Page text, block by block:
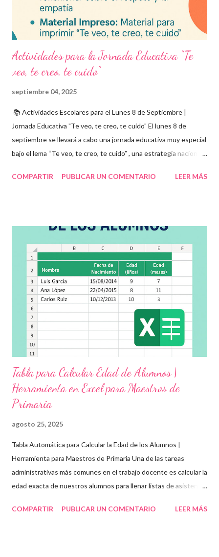
Actividades para la Jornada Educativa "Te
veo, te creo, te cuido"
septiembre 04, 2025
📚 Actividades Escolares para el Lunes 8 de Septiembre |
Jornada Educativa "Te veo, te creo, te cuido" El lunes 8 de
septiembre se llevará a cabo una jornada educativa muy especial
bajo el lema “Te veo, te creo, te cuido” , una estrategia nacional
infantil , y promover la convivencia escolar armónica . Desde el
actividades educativas que podrás aplicar fácilmente en tu
grupo, desde preescolar hasta sexto grado de primaria. 🧠
Objetivos clave de la jornada Promover entornos seguros y
afectivos dentro de la comunidad escolar Sensibilizar sobre el
maltrato, acoso escolar y abuso infantil Desarrollar habilidades
como la empatía, la comunicación y el autocuidado Aplicar ...
COMPARTIR PUBLICAR UN COMENTARIO LEER MÁS
Tabla para Calcular Edad de Alumnos |
Herramienta en Excel para Maestros de
Primaria
agosto 25, 2025
Tabla Automática para Calcular la Edad de los Alumnos |
Herramienta para Maestros de Primaria Una de las tareas
administrativas más comunes en el trabajo docente es calcular la
edad exacta de nuestros alumnos para llenar listas de asistencia
ayudarte con esta tarea, te compartimos una tabla automática
COMPARTIR PUBLICAR UN COMENTARIO LEER MÁS